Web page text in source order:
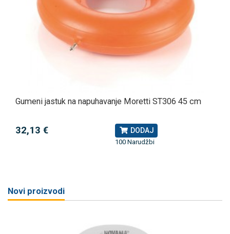
Gumeni jastuk na napuhavanje Moretti ST306 45 cm
32,13 € DODAJ
100 Narudžbi
Novi proizvodi